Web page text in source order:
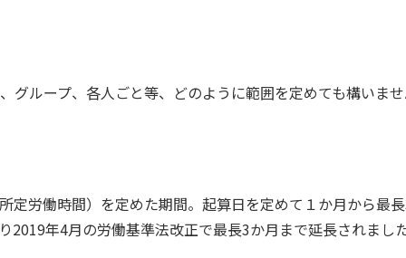
ループ、各人ごと等、どのように範囲を定めても構いま
労働時間）を定めた期間。起算日を定めて１か月から最
2019年4月の労働基準法改正で最長3か月まで延長されまし